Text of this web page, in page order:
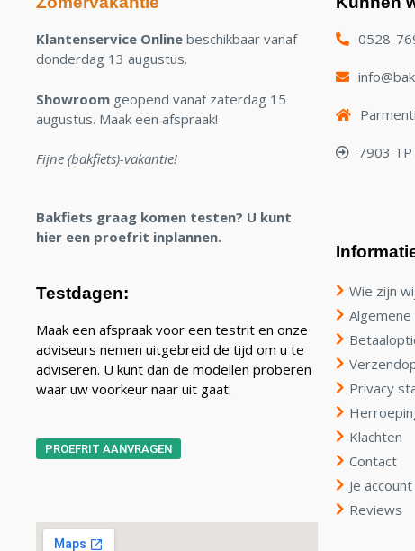
Klantenservice Online beschikbaar vanaf
donderdag 13 augustus.
Showroom geopend vanaf zaterdag 15
augustus. Maak een afspraak!
Fijne (bakfiets)-vakantie!
Bakfiets graag komen testen? U kunt
hier een proefrit inplannen.
Testdagen:
Maak een afspraak voor een testrit en onze
adviseurs nemen uitgebreid de tijd om u te
adviseren. U kunt dan de modellen proberen
waar uw voorkeur naar uit gaat.
PROEFRIT AANVRAGEN
0528-
7903
Wie zijn
Privacy
Klachten
Contact
Je account
Reviews